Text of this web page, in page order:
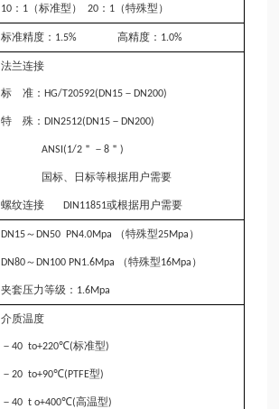
10 ： 1 （标准型） 20 ： 1 （特殊型）
标准精度： 1.5% 高精度： 1.0%
法兰连接
标 准：HG/T20592(DN15 －DN200)
特 殊：DIN2512(DN15 －DN200)
ANSI(1/2 ＂－8 ＂)
国标、日标等根据用户需要
螺纹连接 DIN11851或根据用户需要
DN15～DN50 PN4.0Mpa （特殊型25Mpa ）
DN80～DN100 PN1.6Mpa （特殊型16Mpa ）
夹套压力等级： 1.6Mpa
介质温度
－40 to+220℃(标准型)
－ 20 to+90℃(PTFE型)
－40 t o+400℃(高温型)